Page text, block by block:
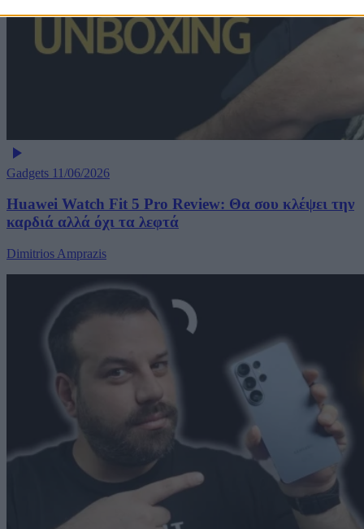
Gadgets 11/06/2026
Huawei Watch Fit 5 Pro Review: Θα σου κλέψει την
καρδιά αλλά όχι τα λεφτά
Dimitrios Amprazis